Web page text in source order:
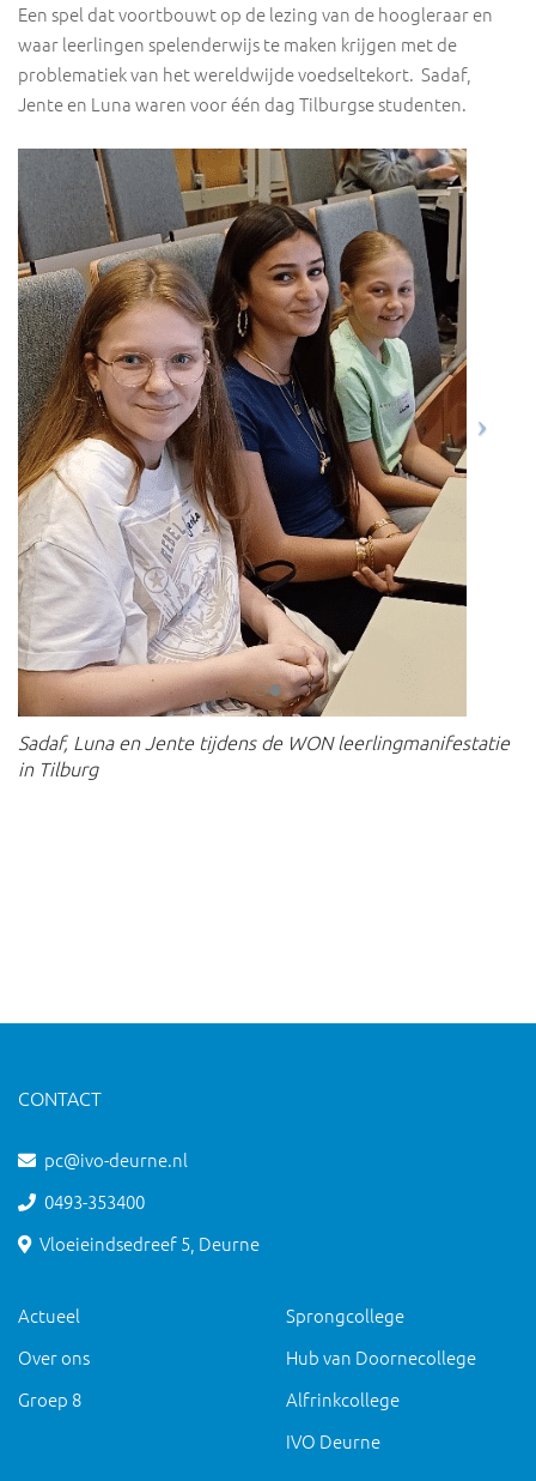
Een spel dat voortbouwt op de lezing van de hoogleraar en
waar leerlingenspelenderwijs te maken krijgen met de
problematiek van hetwereldwijdevoedseltekort. Sadaf,
Jente en Lunawarenvooréén dag Tilburgse studenten.
Sadaf, Luna en Jente tijdens de WON leerlingmanifestatie
in Tilburg
CONTACT
pc@ivo-deurne.nl
0493-353400
Vloeieindsedreef 5, Deurne
Actueel
Over ons
Groep 8
Sprongcollege
Hub van Doornecollege
Alfrinkcollege
IVO Deurne